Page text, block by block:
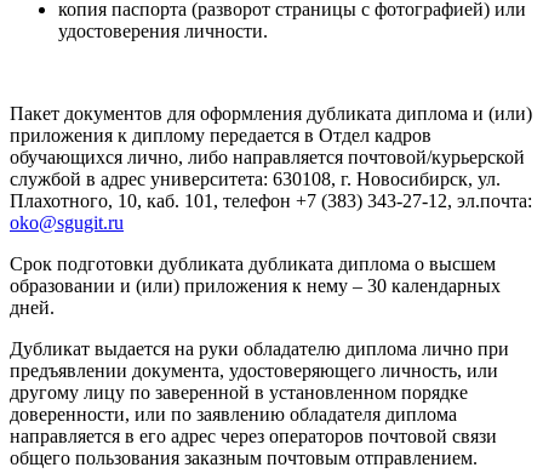
копия паспорта (разворот страницы с фотографией) или
удостоверения личности.
Пакет документов для оформления дубликата диплома и (или)
приложения к диплому передается в Отдел кадров
обучающихся лично, либо направляется почтовой/курьерской
службой в адрес университета: 630108, г. Новосибирск, ул.
Плахотного, 10, каб. 101, телефон +7 (383) 343-27-12, эл.почта:
oko@sgugit.ru
Срок подготовки дубликата дубликата диплома о высшем
образовании и (или) приложения к нему – 30 календарных
дней.
Дубликат выдается на руки обладателю диплома лично при
предъявлении документа, удостоверяющего личность, или
другому лицу по заверенной в установленном порядке
доверенности, или по заявлению обладателя диплома
направляется в его адрес через операторов почтовой связи
общего пользования заказным почтовым отправлением.